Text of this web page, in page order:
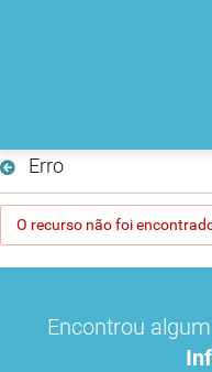
Erro
O recurso não foi
Encontrou